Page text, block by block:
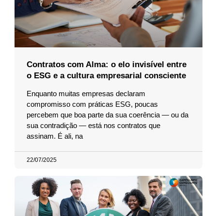
Contratos com Alma: o elo invisível entre
o ESG e a cultura empresarial consciente
Enquanto muitas empresas declaram
compromisso com práticas ESG, poucas
percebem que boa parte da sua coerência — ou da
sua contradição — está nos contratos que
assinam. É ali, na
22/07/2025